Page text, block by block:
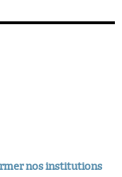
nos institutions